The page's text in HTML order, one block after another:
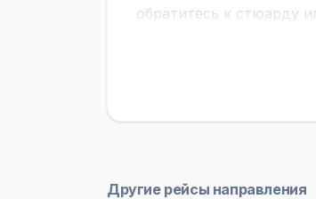
обратитесь к стюарду
В автобусах есть всё
устройств, вода,
оплата производится
рейсов вы увидите
Другие рейсы направления